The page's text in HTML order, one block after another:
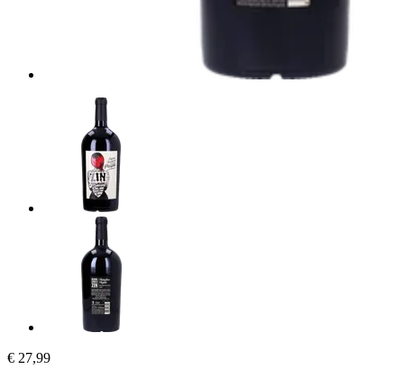
€ 27,99